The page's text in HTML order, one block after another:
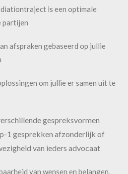
is een optimale
partijen
afspraken gebaseerd op jullie
om jullie er samen uit te
gespreksvormen
1 gesprekken afzonderlijk of
van ieders advocaat
van wensen en belangen,